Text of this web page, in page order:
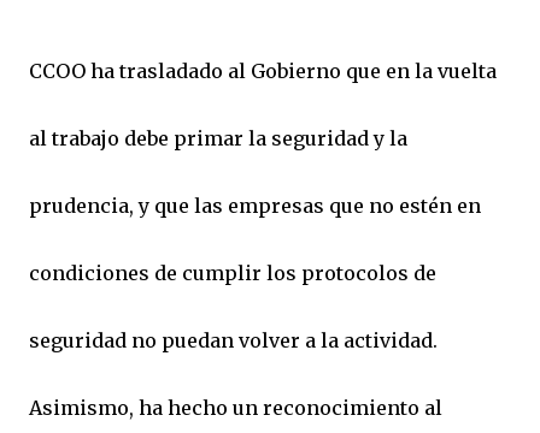
CCOO ha trasladado al Gobierno que en la vuelta
al trabajo debe primar la seguridad y la
prudencia, y que las empresas que no estén en
condiciones de cumplir los protocolos de
seguridad no puedan volver a la actividad.
Asimismo, ha hecho un reconocimiento al